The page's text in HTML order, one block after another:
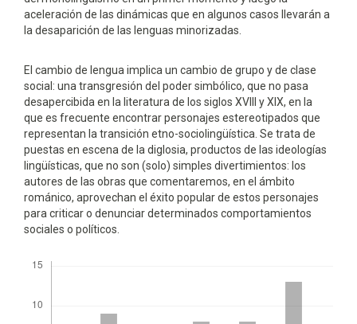
aceleración de las dinámicas que en algunos casos llevarán a
la desaparición de las lenguas minorizadas.
El cambio de lengua implica un cambio de grupo y de clase
social: una transgresión del poder simbólico, que no pasa
desapercibida en la literatura de los siglos XVIII y XIX, en la
que es frecuente encontrar personajes estereotipados que
representan la transición etno-sociolingüística. Se trata de
puestas en escena de la diglosia, productos de las ideologías
lingüísticas, que no son (solo) simples divertimientos: los
autores de las obras que comentaremos, en el ámbito
románico, aprovechan el éxito popular de estos personajes
para criticar o denunciar determinados comportamientos
sociales o políticos.